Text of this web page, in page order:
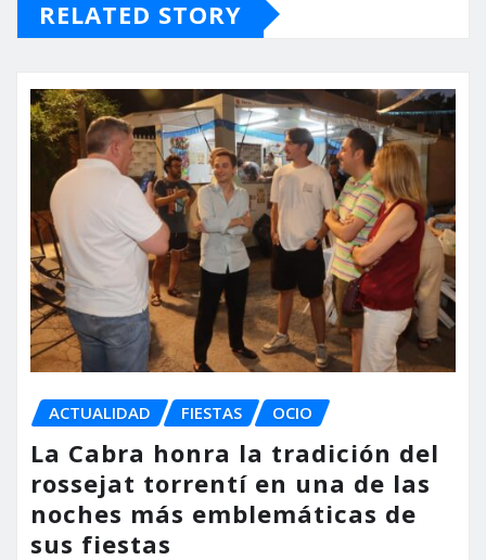
RELATED STORY
ACTUALIDAD FIESTAS OCIO
La Cabra honra la tradición del
rossejat torrentí en una de las
noches más emblemáticas de
sus fiestas